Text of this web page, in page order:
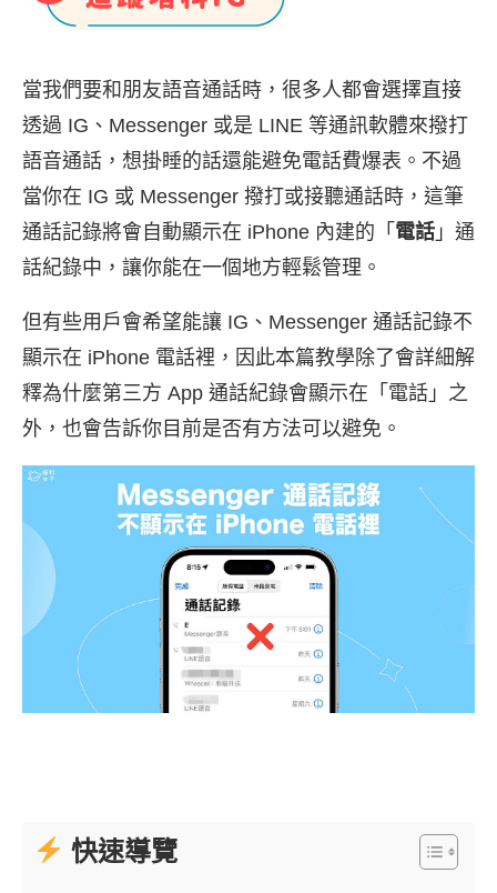
當我們要和朋友語音通話時，很多人都會選擇直接
透過 IG、Messenger 或是 LINE 等通訊軟體來撥打
語音通話，想掛睡的話還能避免電話費爆表。不過
當你在 IG 或 Messenger 撥打或接聽通話時，這筆
通話記錄將會自動顯示在 iPhone 內建的「 電話 」通
話紀錄中，讓你能在一個地方輕鬆管理。
但有些用戶會希望能讓 IG、Messenger 通話記錄不
顯示在 iPhone 電話裡，因此本篇教學除了會詳細解
釋為什麼第三方 App 通話紀錄會顯示在「電話」之
外，也會告訴你目前是否有方法可以避免。
快速導覽